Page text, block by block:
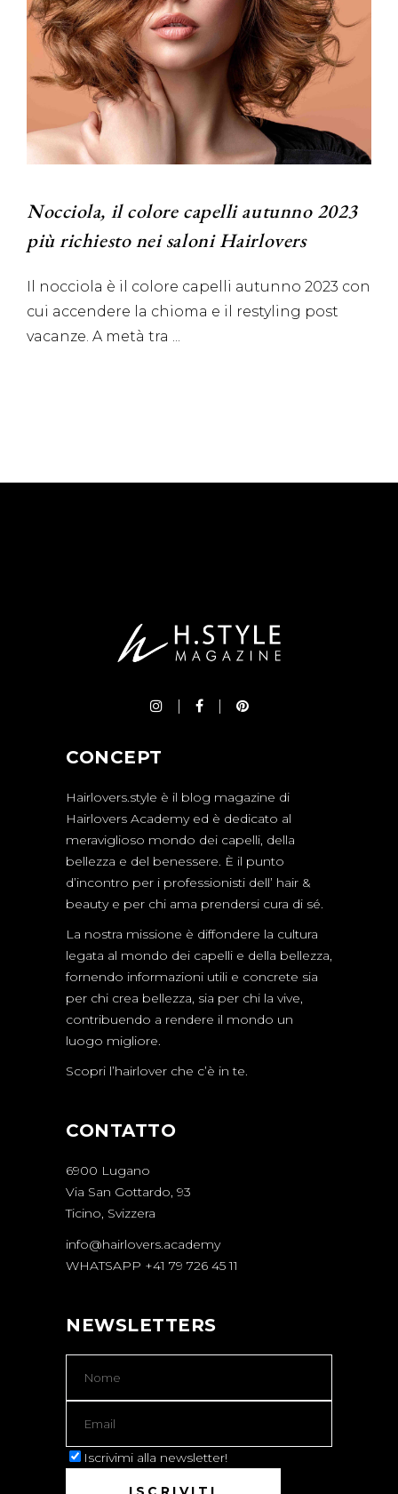
Nocciola, il colore capelli autunno 2023
più richiesto nei saloni Hairlovers
Il nocciola è il colore capelli autunno 2023 con
cui accendere la chioma e il restyling post
vacanze. A metà tra
CONCEPT
Hairlovers.style è il blog magazine di
Hairlovers Academy ed è dedicato al
meraviglioso mondo dei capelli, della
bellezza e del benessere. È il punto
d’incontro per i professionisti dell’ hair &
beauty e per chi ama prendersi cura di sé.
La nostra missione è diffondere la cultura
legata al mondo dei capelli e della bellezza,
fornendo informazioni utili e concrete sia
per chi crea bellezza, sia per chi la vive,
contribuendo a rendere il mondo un
luogo migliore.
Scopri l’hairlover che c’è in te.
CONTATTO
6900 Lugano
Via San Gottardo, 93
Ticino, Svizzera
info@hairlovers.academy
WHATSAPP +41 79 726 45 11
NEWSLETTERS
Iscrivimi alla newsletter!